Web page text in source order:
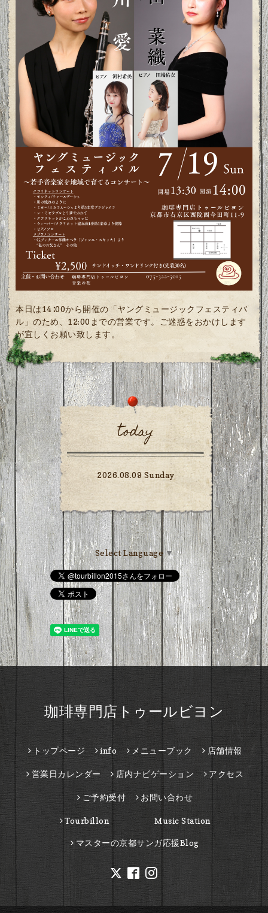
本日は14∶00から開催の「ヤングミュージックフェスティバ
ル」のため、12:00までの営業です。ご迷惑をおかけします
が宜しくお願い致します。
today
2026.08.09 Sunday
Select Language ▼
珈琲専門店トゥールビヨン
トップページ info メニューブック 店舗情報
営業日カレンダー 店内ナビゲーション アクセス
ご予約受付 お問い合わせ
Tourbillon Music Station
マスターの京都サンガ応援Blog